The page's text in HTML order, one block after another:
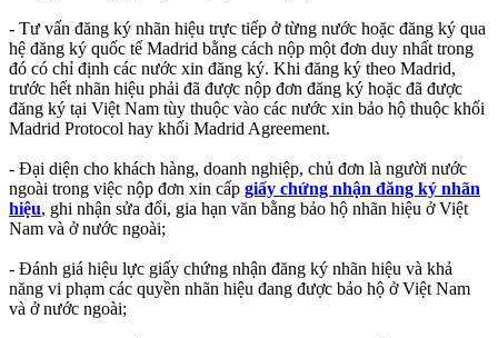
- Tư vấn đăng ký nhãn hiệu trực tiếp ở từng nước hoặc đăng ký qua
hệ đăng ký quốc tế Madrid bằng cách nộp một đơn duy nhất trong
đó có chỉ định các nước xin đăng ký. Khi đăng ký theo Madrid,
trước hết nhãn hiệu phải đã được nộp đơn đăng ký hoặc đã được
đăng ký tại Việt Nam tùy thuộc vào các nước xin bảo hộ thuộc khối
Madrid Protocol hay khối Madrid Agreement.
- Đại diện cho khách hàng, doanh nghiệp, chủ đơn là người nước
ngoài trong việc nộp đơn xin cấp giấy chứng nhận đăng ký nhãn
hiệu, ghi nhận sửa đổi, gia hạn văn bằng bảo hộ nhãn hiệu ở Việt
Nam và ở nước ngoài;
- Đánh giá hiệu lực giấy chứng nhận đăng ký nhãn hiệu và khả
năng vi phạm các quyền nhãn hiệu đang được bảo hộ ở Việt Nam
và ở nước ngoài;